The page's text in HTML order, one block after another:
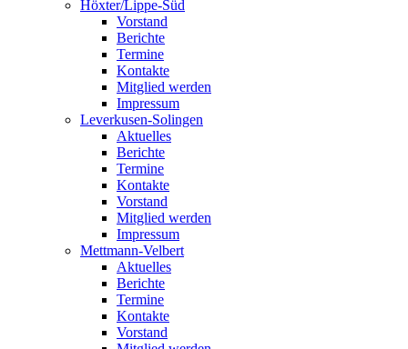
Höxter/Lippe-Süd
Vorstand
Berichte
Termine
Kontakte
Mitglied werden
Impressum
Leverkusen-Solingen
Aktuelles
Berichte
Termine
Kontakte
Vorstand
Mitglied werden
Impressum
Mettmann-Velbert
Aktuelles
Berichte
Termine
Kontakte
Vorstand